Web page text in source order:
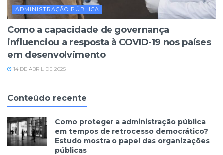
ADMINISTRAÇÃO PÚBLICA
Como a capacidade de governança
influenciou a resposta à COVID-19 nos países
em desenvolvimento
14 DE ABRIL DE 2025
Conteúdo recente
Como proteger a administração pública
em tempos de retrocesso democrático?
Estudo mostra o papel das organizações
públicas